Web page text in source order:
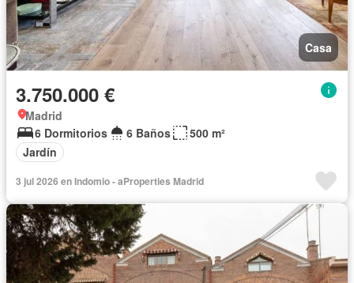
Casa
3.750.000 €
Madrid
6 Dormitorios
6 Baños
500 m²
Jardín
3 jul 2026 en Indomio - aProperties Madrid